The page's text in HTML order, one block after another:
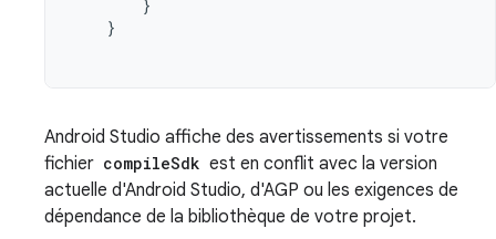
}
}
Android Studio affiche des avertissements si votre
fichier compileSdk est en conflit avec la version
actuelle d'Android Studio, d'AGP ou les exigences de
dépendance de la bibliothèque de votre projet.